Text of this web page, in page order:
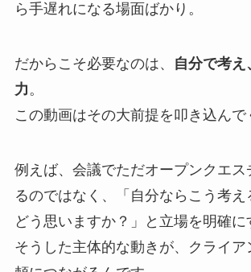
ら手遅れになる場面ばかり。
だからこそ必要なのは、
自分で考え
力 。
この動画はその大前提を叩き込んで
例えば、会議でただオープンクエス
るのではなく、「自分ならこう考
どう思いますか？」と立場を明確に
そうした主体的な動きが、クライア